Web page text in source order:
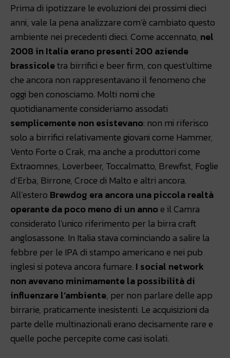
Prima di ipotizzare le evoluzioni dei prossimi dieci
anni, vale la pena analizzare com’è cambiato questo
ambiente nei precedenti dieci. Come accennato, nel
2008 in Italia erano presenti 200 aziende
brassicoletra birrifici e beer firm, con quest’ultime
che ancora non rappresentavano il fenomeno che
oggi ben conosciamo. Molti nomi che
quotidianamente consideriamo assodati
semplicemente non esistevano: non mi riferisco
solo a birrifici relativamente giovani come Hammer,
Vento Forte o Crak, ma anche a produttori come
Extraomnes, Loverbeer, Toccalmatto, Brewfist, Foglie
d’Erba, Birrone, Croce di Malto e altri ancora.
All’estero Brewdog era ancora una piccola realtà
operante da poco meno di un annoe il Camra
considerato l’unico riferimento per la birra craft
anglosassone. In Italia stava cominciando a salire la
febbre per le IPA di stampo americano e nei pub
inglesi si poteva ancora fumare. I social network
non avevano minimamente la possibilità di
influenzare l’ambiente, per non parlare delle app
birrarie, praticamente inesistenti. Le acquisizioni da
parte delle multinazionali erano decisamente rare e
quelle poche percepite come casi isolati.